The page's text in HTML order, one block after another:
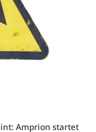
Amprion startet